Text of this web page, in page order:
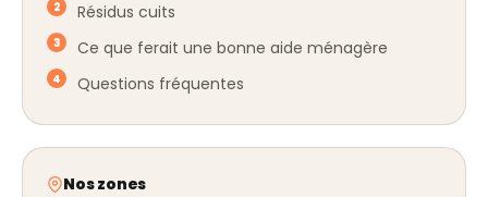
Résidus cuits
Ce que ferait une bonne aide ménagère
Questions fréquentes
Nos zones